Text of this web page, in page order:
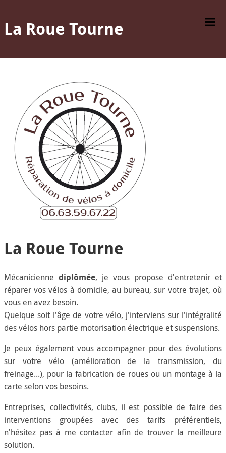
La Roue Tourne
La Roue Tourne
Mécanicienne diplômée, je vous propose d'entretenir et
réparer vos vélos à domicile, au bureau, sur votre trajet, où
vous en avez besoin.
Quelque soit l'âge de votre vélo, j'interviens sur l'intégralité
des vélos hors partie motorisation électrique et suspensions.
Je peux également vous accompagner pour des évolutions
sur votre vélo (amélioration de la transmission, du
freinage...), pour la fabrication de roues ou un montage à la
carte selon vos besoins.
Entreprises, collectivités, clubs, il est possible de faire des
interventions groupées avec des tarifs préférentiels,
n'hésitez pas à me contacter afin de trouver la meilleure
solution.